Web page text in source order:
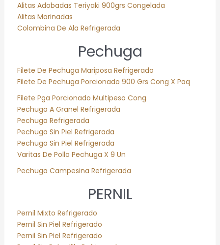
Alitas Adobadas Teriyaki 900grs Congelada
Alitas Marinadas
Colombina De Ala Refrigerada
Pechuga
Filete De Pechuga Mariposa Refrigerado
Filete De Pechuga Porcionado 900 Grs Cong X Paq
Filete Pga Porcionado Multipeso Cong
Pechuga A Granel Refrigerada
Pechuga Refrigerada
Pechuga Sin Piel Refrigerada
Pechuga Sin Piel Refrigerada
Varitas De Pollo Pechuga X 9 Un
Pechuga Campesina Refrigerada
PERNIL
Pernil Mixto Refrigerado
Pernil Sin Piel Refrigerado
Pernil Sin Piel Refrigerado